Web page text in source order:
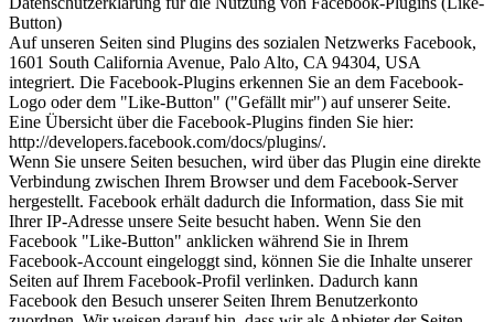
Button)
Auf unseren Seiten sind Plugins des sozialen Netzwerks Facebook,
1601 South California Avenue, Palo Alto, CA 94304, USA
integriert. Die Facebook-Plugins erkennen Sie an dem Facebook-
Logo oder dem "Like-Button" ("Gefällt mir") auf unserer Seite.
Eine Übersicht über die Facebook-Plugins finden Sie hier:
http://developers.facebook.com/docs/plugins/.
Wenn Sie unsere Seiten besuchen, wird über das Plugin eine direkte
Verbindung zwischen Ihrem Browser und dem Facebook-Server
hergestellt. Facebook erhält dadurch die Information, dass Sie mit
Ihrer IP-Adresse unsere Seite besucht haben. Wenn Sie den
Facebook "Like-Button" anklicken während Sie in Ihrem
Facebook-Account eingeloggt sind, können Sie die Inhalte unserer
Seiten auf Ihrem Facebook-Profil verlinken. Dadurch kann
Facebook den Besuch unserer Seiten Ihrem Benutzerkonto